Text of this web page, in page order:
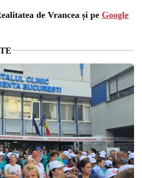
de Vrancea și pe Google